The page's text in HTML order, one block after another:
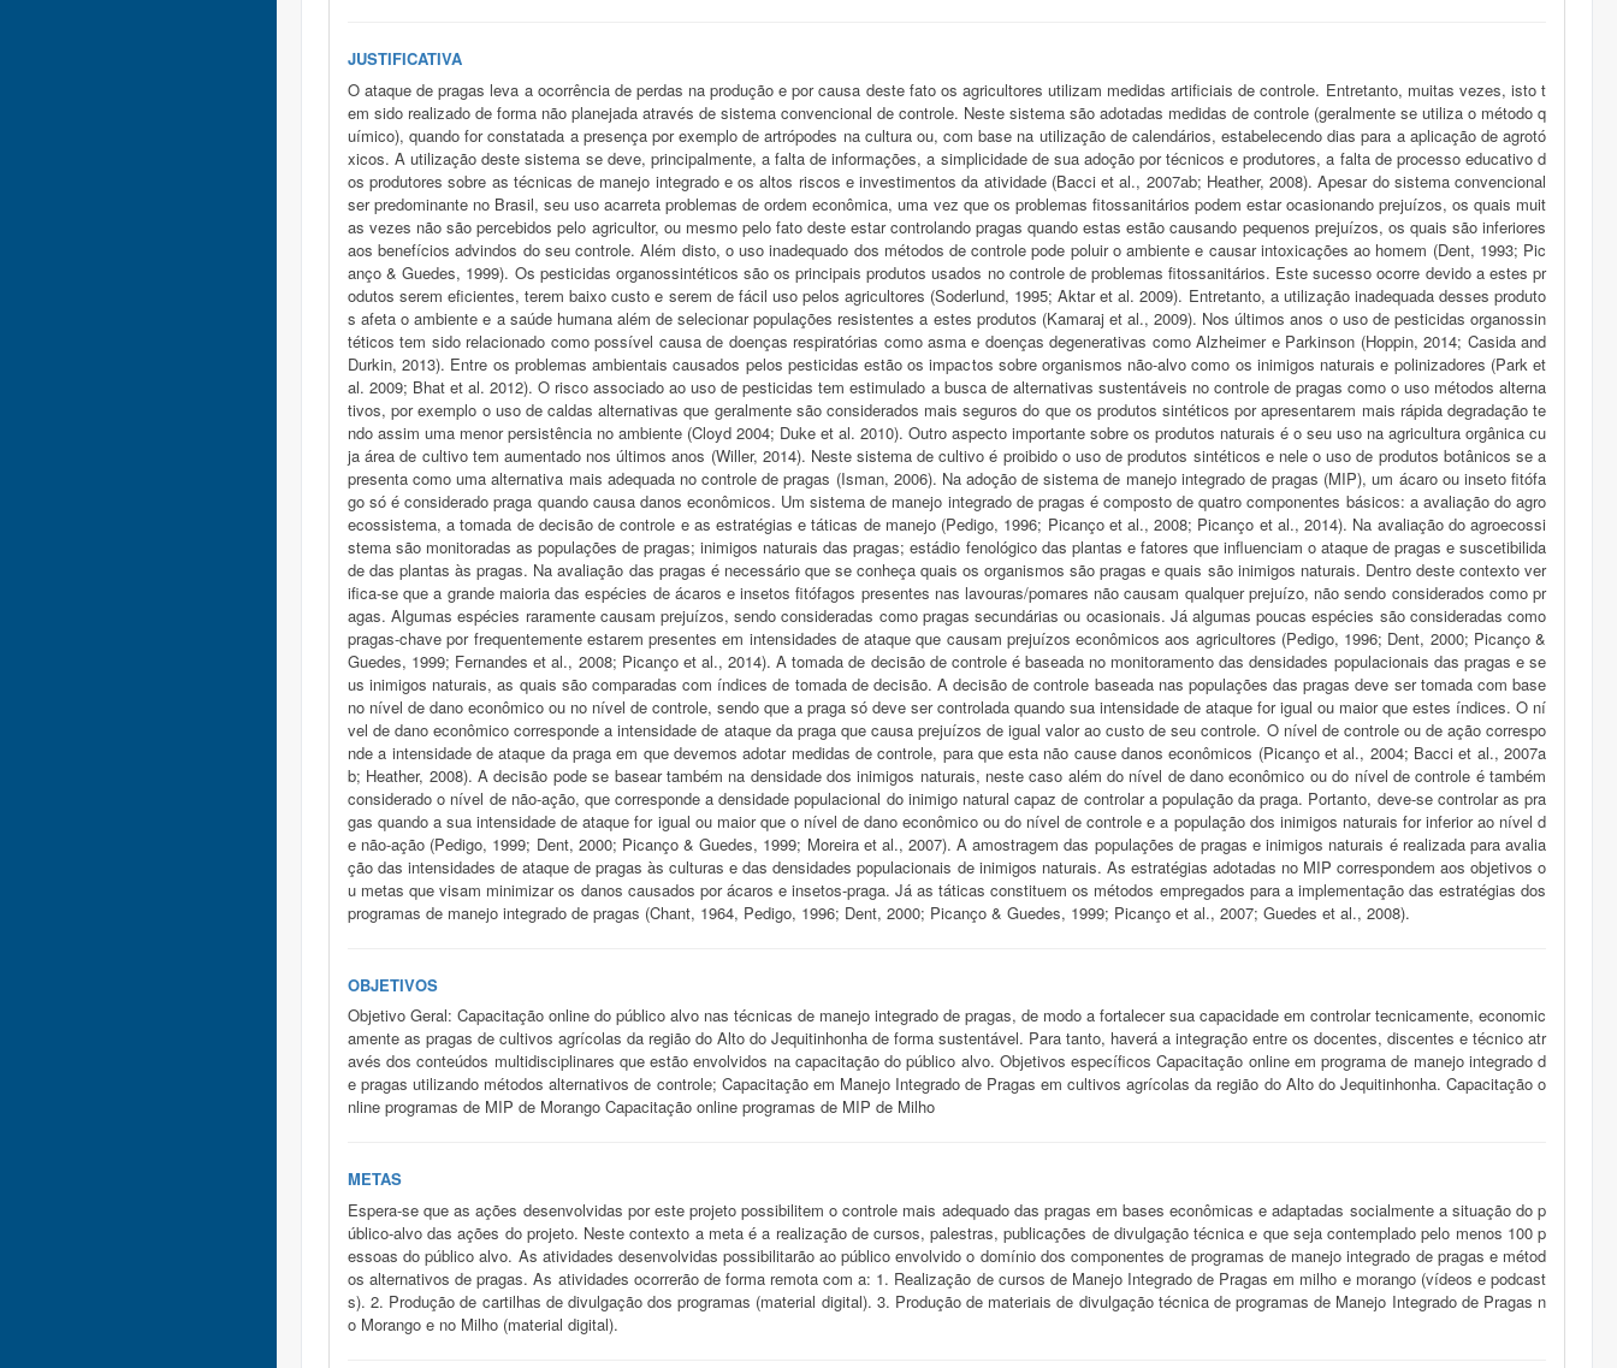
JUSTIFICATIVA
O ataque de pragas leva a ocorrência de perdas na produção e por causa deste fato os agricultores utilizam medidas artificiais de controle. Entretanto, muitas vezes, isto t
em sido realizado de forma não planejada através de sistema convencional de controle. Neste sistema são adotadas medidas de controle (geralmente se utiliza o método q
uímico), quando for constatada a presença por exemplo de artrópodes na cultura ou, com base na utilização de calendários, estabelecendo dias para a aplicação de agrotó
xicos. A utilização deste sistema se deve, principalmente, a falta de informações, a simplicidade de sua adoção por técnicos e produtores, a falta de processo educativo d
os produtores sobre as técnicas de manejo integrado e os altos riscos e investimentos da atividade (Bacci et al., 2007ab; Heather, 2008). Apesar do sistema convencional
ser predominante no Brasil, seu uso acarreta problemas de ordem econômica, uma vez que os problemas fitossanitários podem estar ocasionando prejuízos, os quais muit
as vezes não são percebidos pelo agricultor, ou mesmo pelo fato deste estar controlando pragas quando estas estão causando pequenos prejuízos, os quais são inferiores
aos benefícios advindos do seu controle. Além disto, o uso inadequado dos métodos de controle pode poluir o ambiente e causar intoxicações ao homem (Dent, 1993; Pic
anço & Guedes, 1999). Os pesticidas organossintéticos são os principais produtos usados no controle de problemas fitossanitários. Este sucesso ocorre devido a estes pr
odutos serem eficientes, terem baixo custo e serem de fácil uso pelos agricultores (Soderlund, 1995; Aktar et al. 2009). Entretanto, a utilização inadequada desses produto
s afeta o ambiente e a saúde humana além de selecionar populações resistentes a estes produtos (Kamaraj et al., 2009). Nos últimos anos o uso de pesticidas organossin
téticos tem sido relacionado como possível causa de doenças respiratórias como asma e doenças degenerativas como Alzheimer e Parkinson (Hoppin, 2014; Casida and
Durkin, 2013). Entre os problemas ambientais causados pelos pesticidas estão os impactos sobre organismos não-alvo como os inimigos naturais e polinizadores (Park et
al. 2009; Bhat et al. 2012). O risco associado ao uso de pesticidas tem estimulado a busca de alternativas sustentáveis no controle de pragas como o uso métodos alterna
tivos, por exemplo o uso de caldas alternativas que geralmente são considerados mais seguros do que os produtos sintéticos por apresentarem mais rápida degradação te
ndo assim uma menor persistência no ambiente (Cloyd 2004; Duke et al. 2010). Outro aspecto importante sobre os produtos naturais é o seu uso na agricultura orgânica cu
ja área de cultivo tem aumentado nos últimos anos (Willer, 2014). Neste sistema de cultivo é proibido o uso de produtos sintéticos e nele o uso de produtos botânicos se a
presenta como uma alternativa mais adequada no controle de pragas (Isman, 2006). Na adoção de sistema de manejo integrado de pragas (MIP), um ácaro ou inseto fitófa
go só é considerado praga quando causa danos econômicos. Um sistema de manejo integrado de pragas é composto de quatro componentes básicos: a avaliação do agro
ecossistema, a tomada de decisão de controle e as estratégias e táticas de manejo (Pedigo, 1996; Picanço et al., 2008; Picanço et al., 2014). Na avaliação do agroecossi
stema são monitoradas as populações de pragas; inimigos naturais das pragas; estádio fenológico das plantas e fatores que influenciam o ataque de pragas e suscetibilida
de das plantas às pragas. Na avaliação das pragas é necessário que se conheça quais os organismos são pragas e quais são inimigos naturais. Dentro deste contexto ver
ifica-se que a grande maioria das espécies de ácaros e insetos fitófagos presentes nas lavouras/pomares não causam qualquer prejuízo, não sendo considerados como pr
agas. Algumas espécies raramente causam prejuízos, sendo consideradas como pragas secundárias ou ocasionais. Já algumas poucas espécies são consideradas como
pragas-chave por frequentemente estarem presentes em intensidades de ataque que causam prejuízos econômicos aos agricultores (Pedigo, 1996; Dent, 2000; Picanço &
Guedes, 1999; Fernandes et al., 2008; Picanço et al., 2014). A tomada de decisão de controle é baseada no monitoramento das densidades populacionais das pragas e se
us inimigos naturais, as quais são comparadas com índices de tomada de decisão. A decisão de controle baseada nas populações das pragas deve ser tomada com base
no nível de dano econômico ou no nível de controle, sendo que a praga só deve ser controlada quando sua intensidade de ataque for igual ou maior que estes índices. O ní
vel de dano econômico corresponde a intensidade de ataque da praga que causa prejuízos de igual valor ao custo de seu controle. O nível de controle ou de ação correspo
nde a intensidade de ataque da praga em que devemos adotar medidas de controle, para que esta não cause danos econômicos (Picanço et al., 2004; Bacci et al., 2007a
b; Heather, 2008). A decisão pode se basear também na densidade dos inimigos naturais, neste caso além do nível de dano econômico ou do nível de controle é também
considerado o nível de não-ação, que corresponde a densidade populacional do inimigo natural capaz de controlar a população da praga. Portanto, deve-se controlar as pra
gas quando a sua intensidade de ataque for igual ou maior que o nível de dano econômico ou do nível de controle e a população dos inimigos naturais for inferior ao nível d
e não-ação (Pedigo, 1999; Dent, 2000; Picanço & Guedes, 1999; Moreira et al., 2007). A amostragem das populações de pragas e inimigos naturais é realizada para avalia
ção das intensidades de ataque de pragas às culturas e das densidades populacionais de inimigos naturais. As estratégias adotadas no MIP correspondem aos objetivos o
u metas que visam minimizar os danos causados por ácaros e insetos-praga. Já as táticas constituem os métodos empregados para a implementação das estratégias dos
programas de manejo integrado de pragas (Chant, 1964, Pedigo, 1996; Dent, 2000; Picanço & Guedes, 1999; Picanço et al., 2007; Guedes et al., 2008).
OBJETIVOS
Objetivo Geral: Capacitação online do público alvo nas técnicas de manejo integrado de pragas, de modo a fortalecer sua capacidade em controlar tecnicamente, economic
amente as pragas de cultivos agrícolas da região do Alto do Jequitinhonha de forma sustentável. Para tanto, haverá a integração entre os docentes, discentes e técnico atr
avés dos conteúdos multidisciplinares que estão envolvidos na capacitação do público alvo. Objetivos específicos Capacitação online em programa de manejo integrado d
e pragas utilizando métodos alternativos de controle; Capacitação em Manejo Integrado de Pragas em cultivos agrícolas da região do Alto do Jequitinhonha. Capacitação o
nline programas de MIP de Morango Capacitação online programas de MIP de Milho
METAS
Espera-se que as ações desenvolvidas por este projeto possibilitem o controle mais adequado das pragas em bases econômicas e adaptadas socialmente a situação do p
úblico-alvo das ações do projeto. Neste contexto a meta é a realização de cursos, palestras, publicações de divulgação técnica e que seja contemplado pelo menos 100 p
essoas do público alvo. As atividades desenvolvidas possibilitarão ao público envolvido o domínio dos componentes de programas de manejo integrado de pragas e métod
os alternativos de pragas. As atividades ocorrerão de forma remota com a: 1. Realização de cursos de Manejo Integrado de Pragas em milho e morango (vídeos e podcast
s). 2. Produção de cartilhas de divulgação dos programas (material digital). 3. Produção de materiais de divulgação técnica de programas de Manejo Integrado de Pragas n
o Morango e no Milho (material digital).